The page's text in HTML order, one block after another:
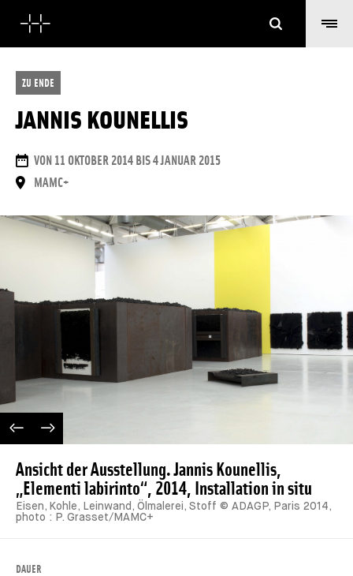
ZU ENDE
JANNIS KOUNELLIS
DAUER
VON 11 OKTOBER 2014 BIS 4 JANUAR 2015
ORT
MAMC+
IMAGE PRÉCÉDENTEIMAGE SUIVANTE
Ansicht der Ausstellung. Jannis Kounellis,
„Elementi labirinto“, 2014, Installation in situ
Eisen, Kohle, Leinwand, Ölmalerei, Stoff © ADAGP, Paris 2014,
photo : P. Grasset/MAMC+
DAUER